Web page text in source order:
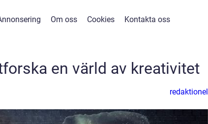
Om oss Cookies Kontakta oss
en värld av kreativitet
redaktionel